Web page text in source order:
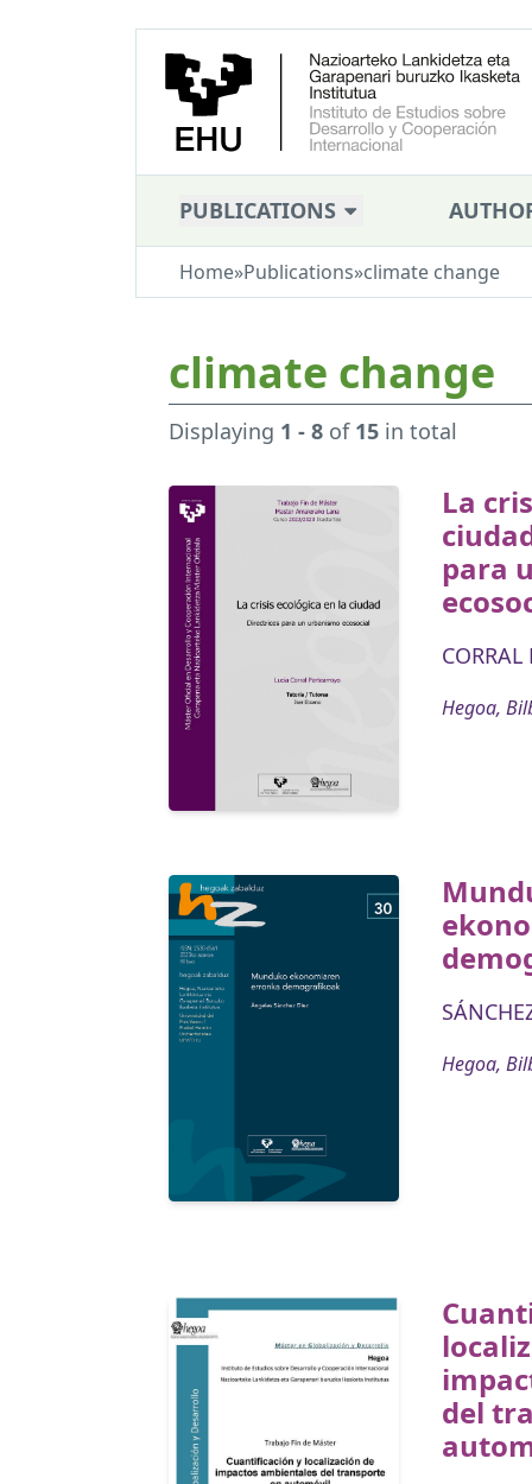
PUBLICATIONS
Home»Publications»climate change
climate change
Displaying 1 - 8 of 15 in total
La
para
CORRAL
Hegoa,
Hegoa,
del